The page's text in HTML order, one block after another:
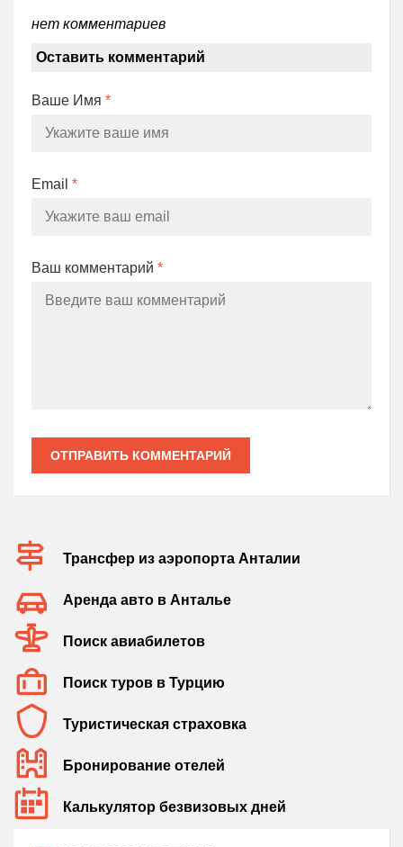
нет комментариев
Оставить комментарий
Ваше Имя *
Email *
Ваш комментарий *
ОТПРАВИТЬ КОММЕНТАРИЙ
Трансфер из аэропорта Анталии
Аренда авто в Анталье
Поиск авиабилетов
Поиск туров в Турцию
Туристическая страховка
Бронирование отелей
Калькулятор безвизовых дней